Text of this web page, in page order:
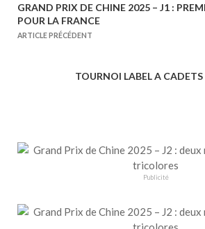
N
a
i
d
e
GRAND PRIX DE CHINE 2025 – J1 :
POUR LA FRANCE
ARTICLE PRÉCÉDENT
TOURNOI LABEL A
Publicité